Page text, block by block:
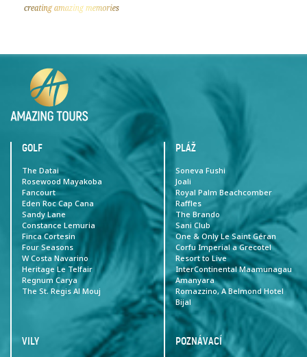
GOLF
The Datai
Rosewood Mayakoba
Fancourt
Eden Roc Cap Cana
Sandy Lane
Constance Lemuria
Finca Cortesin
Four Seasons
W Costa Navarino
Heritage Le Telfair
Regnum Carya
The St. Regis Al Mouj
PLÁŽ
Soneva Fushi
Joali
Royal Palm Beachcomber
Raffles
The Brando
Sani Club
One & Only Le Saint Géran
Corfu Imperial a Grecotel
Resort to Live
InterContinental Maamunagau
Amanyara
Romazzino, A Belmond Hotel
Bijal
VILY POZNÁVACÍ